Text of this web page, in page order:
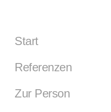
Start
Referenzen
Zur Person